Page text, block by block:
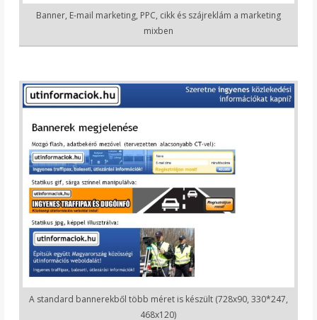
Banner, E-mail marketing, PPC, cikk és szájreklám a marketing
mixben
A standard bannerekből több méret is készült (728x90, 330*247,
468x120)